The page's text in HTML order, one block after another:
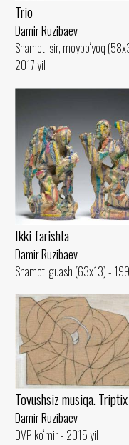
Trio
Damir Ruzibaev
Shamot, sir, moybo‘yoq
2017 yil
Ikki farishta
Damir Ruzibaev
Shamot, guash (63x13) -
Tovushsiz musiqa. Triptix
Damir Ruzibaev
DVP, ko‘mir - 2015 yil